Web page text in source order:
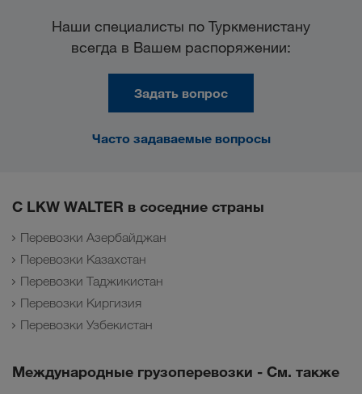
Наши специалисты по Туркменистану
всегда в Вашем распоряжении:
Задать вопрос
Часто задаваемые вопросы
С LKW WALTER в соседние страны
Перевозки Азербайджан
Перевозки Казахстан
Перевозки Таджикистан
Перевозки Киргизия
Перевозки Узбекистан
Международные грузоперевозки - См. также